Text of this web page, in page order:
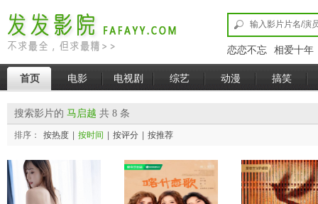
恋恋不忘 相爱十年
首页 电影 电视剧 综艺 动漫 搞笑
搜索影片的 马启越 共 8 条
排序： 按热度 按时间 按评分 按推荐